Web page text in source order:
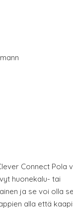
Connect Pola
huonekalu- tai
ja se voi olla
alla että